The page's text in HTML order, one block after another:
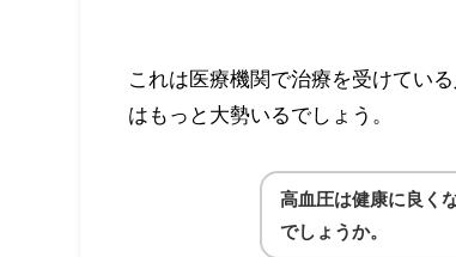
これは医療機関で治療を受けてい
はもっと大勢いるでしょう。
高血圧は健康に良く
でしょうか。